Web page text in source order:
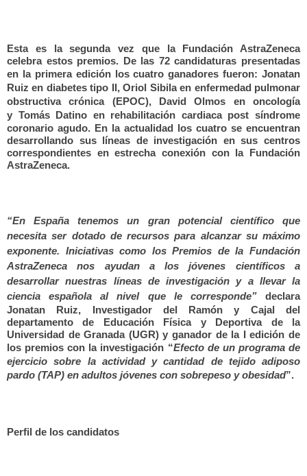
Esta es la segunda vez que la Fundación AstraZeneca
celebra estos premios. De las 72 candidaturas presentadas
en la primera edición los cuatro ganadores fueron: Jonatan
Ruiz en diabetes tipo II,Oriol Sibilaen enfermedad pulmonar
obstructiva crónica (EPOC),
David Olmos en oncología
y Tomás Datino en rehabilitación cardiaca post síndrome
coronario agudo. En la actualidad los cuatro se encuentran
desarrollando sus líneas de investigación en sus centros
correspondientes en estrecha conexión con la Fundación
AstraZeneca.
“En España tenemos un gran potencial científico que
necesita ser dotado de recursos para alcanzar su máximo
exponente. Iniciativas como los Premios de la Fundación
AstraZeneca nos ayudan a los jóvenes científicos a
desarrollar nuestras líneas de investigación y a llevar la
ciencia española al nivel que le corresponde” declara
Jonatan Ruiz, Investigador del Ramón y Cajal del
departamento de Educación Física y Deportiva de la
Universidad de Granada (UGR) y ganador de la I edición de
los premios con la investigación “Efecto de un programa de
ejercicio sobre la actividad y cantidad de tejido adiposo
pardo (TAP) en adultos jóvenes con sobrepeso y obesidad”.
Perfil de los candidatos